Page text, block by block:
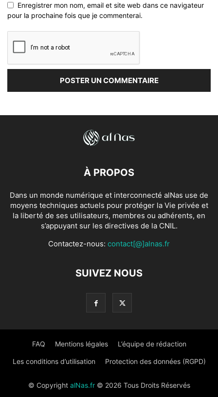
Enregistrer mon nom, email et site web dans ce navigateur
pour la prochaine fois que je commenterai.
À PROPOS
Dans un monde numérique et interconnecté alNas use de
moyens techniques actuels pour protéger la Vie privée et
la liberté de ses utilisateurs, membres ou adhérents, en
s’appuyant sur les directives de la CNIL.
Contactez-nous: contact[@]alnas.fr
SUIVEZ NOUS
FAQ Mentions légales L’équipe de rédaction
Les conditions d’utilisation Protection des données (RGPD)
© Copyright alNas.fr© 2026 Tous Droits Réservés